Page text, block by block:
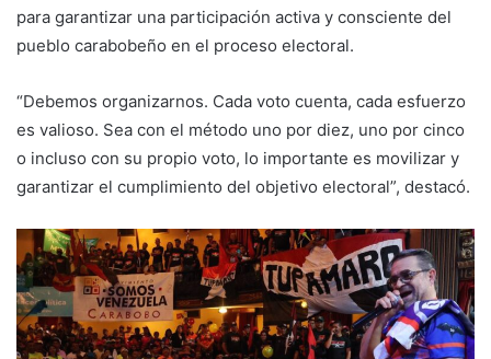
para garantizar una participación activa y consciente del
pueblo carabobeño en el proceso electoral.
“Debemos organizarnos. Cada voto cuenta, cada esfuerzo
es valioso. Sea con el método uno por diez, uno por cinco
o incluso con su propio voto, lo importante es movilizar y
garantizar el cumplimiento del objetivo electoral”, destacó.